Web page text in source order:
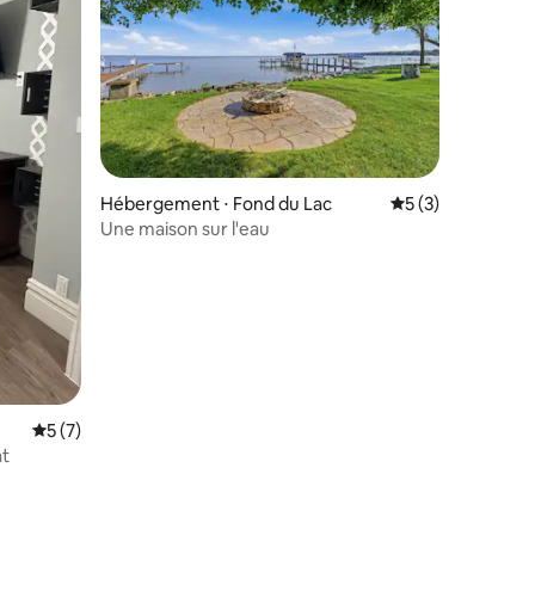
: 5 sur 5
Évaluation moyenne sur la base de 7 commentaires : 5 sur 5
5 (7)
Hébergement ⋅ Fond du Lac Évaluation
5 (3)
Une maison sur l'eau